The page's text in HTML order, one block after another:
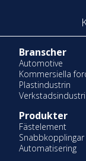
Branscher
Automotive
Kommersiella
Plastindustrin
Verkstadsindustri
Produkter
Fästelement
Snabbkopplingar
Automatisering